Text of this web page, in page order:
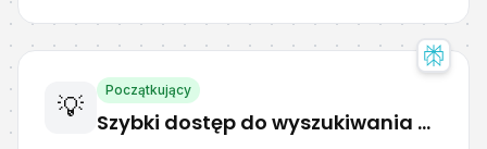
💡
Początkujący
Szybki dostęp do wyszukiwania AI na ekranie smartfona